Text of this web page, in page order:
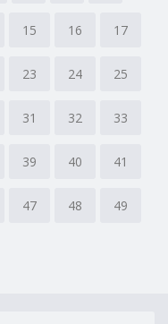
15 16 17
23 24 25
31 32 33
39 40 41
47 48 49